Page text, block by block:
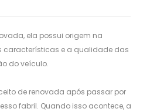
ela possui origem na
características e a qualidade das
do veículo.
de renovada após passar por
fabril. Quando isso acontece, a